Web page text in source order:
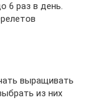
6 раз в день.
выращивать
из них